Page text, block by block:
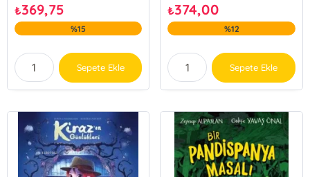
₺369,75
%15
Sepete Ekle
₺374,00
%12
Sepete Ekle